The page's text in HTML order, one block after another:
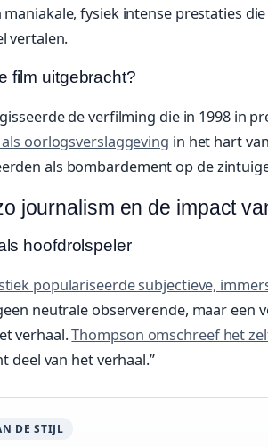
fysiek intense prestaties
vertalen.
film uitgebracht?
de verfilming die in 1998 in
oorlogsverslaggeving in het hart
als bombardement op de
journalism en de impact
hoofdrolspeler
populariseerde subjectieve,
neutrale observerende, maar een
verhaal.Thompson omschreef het
deel van het verhaal.”
DE STIJL